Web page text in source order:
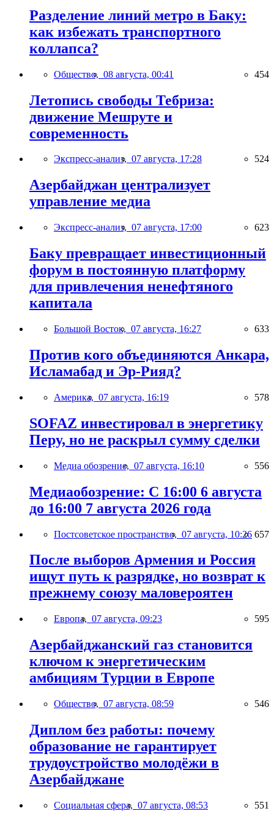
Разделение линий метро в Баку:
как избежать транспортного
коллапса?
Общество, 08 августа, 00:41 454
Летопись свободы Тебриза:
движение Мешруте и
современность
Экспресс-анализ, 07 августа, 17:28 524
Азербайджан централизует
управление медиа
Экспресс-анализ, 07 августа, 17:00 623
Баку превращает инвестиционный
форум в постоянную платформу
для привлечения ненефтяного
капитала
Большой Восток, 07 августа, 16:27 633
Против кого объединяются Анкара,
Исламабад и Эр-Рияд?
Америка, 07 августа, 16:19 578
SOFAZ инвестировал в энергетику
Перу, но не раскрыл сумму сделки
Медиа обозрение, 07 августа, 16:10 556
Медиаобозрение: С 16:00 6 августа
до 16:00 7 августа 2026 года
Постсоветское пространство, 07 августа, 10:26 657
После выборов Армения и Россия
ищут путь к разрядке, но возврат к
прежнему союзу маловероятен
Европа, 07 августа, 09:23 595
Азербайджанский газ становится
ключом к энергетическим
амбициям Турции в Европе
Общество, 07 августа, 08:59 546
Диплом без работы: почему
образование не гарантирует
трудоустройство молодёжи в
Азербайджане
Социальная сфера, 07 августа, 08:53 551